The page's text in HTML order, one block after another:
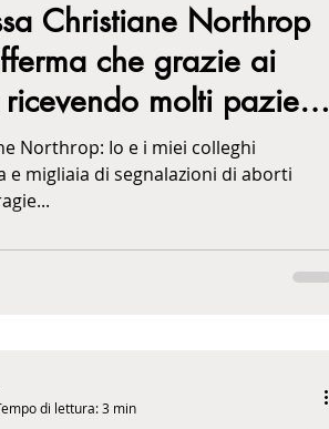
Christiane Northrop
che grazie ai
molti pazienti
di problemi del
Io e i miei colleghi
e migliaia di segnalazioni di aborti
di lettura: 3 min